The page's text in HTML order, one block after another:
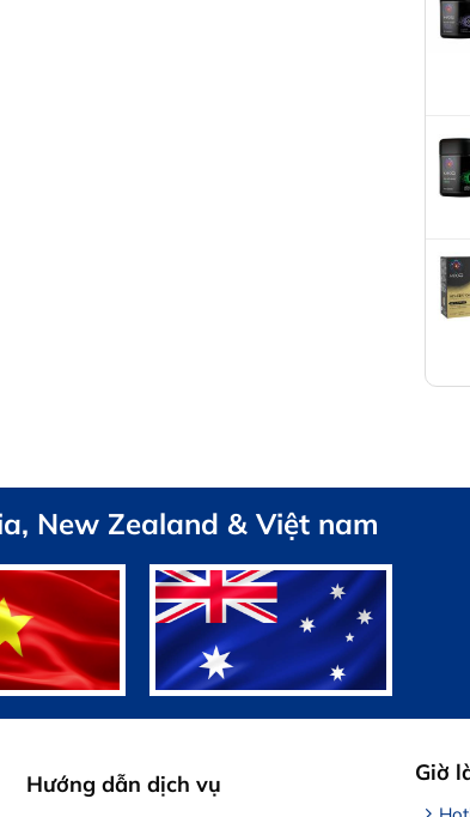
New Zealand & Việt nam
Hướng dẫn dịch vụ Giờ